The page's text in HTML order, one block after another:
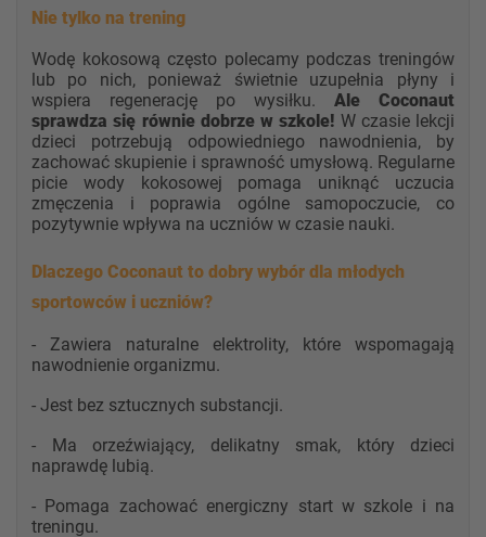
Nie tylko na trening
Wodę kokosową często polecamy podczas treningów
lub po nich, ponieważ świetnie uzupełnia płyny i
wspiera regenerację po wysiłku. Ale Coconaut
sprawdza się równie dobrze w szkole! W czasie lekcji
dzieci potrzebują odpowiedniego nawodnienia, by
zachować skupienie i sprawność umysłową. Regularne
picie wody kokosowej pomaga uniknąć uczucia
zmęczenia i poprawia ogólne samopoczucie, co
pozytywnie wpływa na uczniów w czasie nauki.
Dlaczego Coconaut to dobry wybór dla młodych
sportowców i uczniów?
- Zawiera naturalne elektrolity, które wspomagają
nawodnienie organizmu.
- Jest bez sztucznych substancji.
- Ma orzeźwiający, delikatny smak, który dzieci
naprawdę lubią.
- Pomaga zachować energiczny start w szkole i na
treningu.